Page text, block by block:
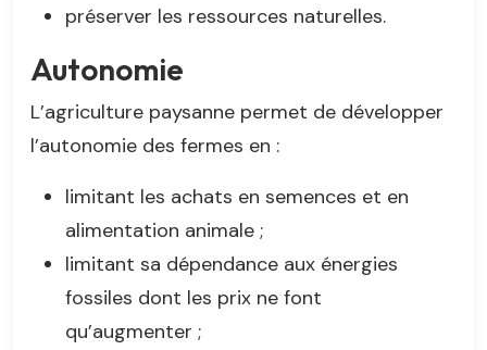
préserver les ressources naturelles.
Autonomie
L’agriculture paysanne permet de développer
l’autonomie des fermes en :
limitant les achats en semences et en
alimentation animale ;
limitant sa dépendance aux énergies
fossiles dont les prix ne font
qu’augmenter ;